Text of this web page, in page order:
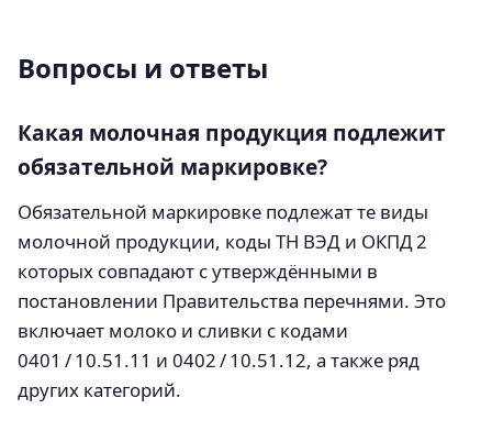
Вопросы и ответы
Какая молочная продукция подлежит
обязательной маркировке?
Обязательной маркировке подлежат те виды
молочной продукции, коды ТН ВЭД и ОКПД 2
которых совпадают с утверждёнными в
постановлении Правительства перечнями. Это
включает молоко и сливки с кодами
0401 / 10.51.11 и 0402 / 10.51.12, а также ряд
других категорий.